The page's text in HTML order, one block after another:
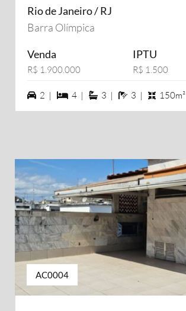
Rio de Janeiro / RJ
Barra Olímpica
Venda
R$ 1.900.000
IPTU
R$ 1.500
2 vagas na garagem
2 | 4 dormiórios
4 | 3 suítes
3 | 3 banheiros
3 | 150m²
AC0004